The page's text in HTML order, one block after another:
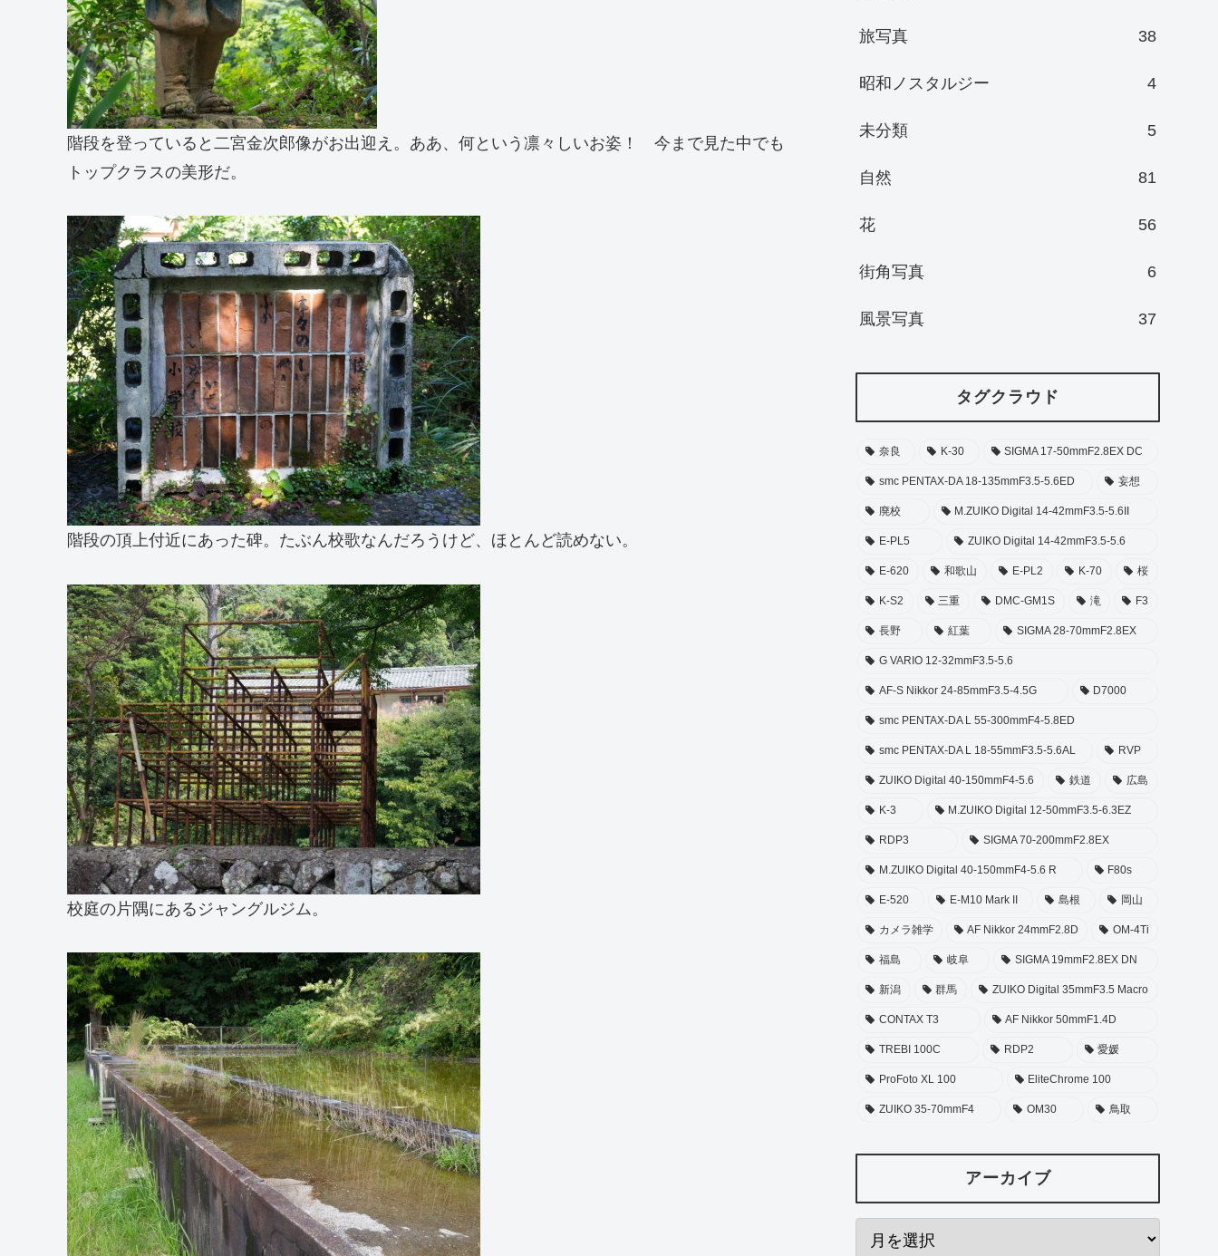
階段を登っていると二宮金次郎像がお出迎え。ああ、何という凛々しいお姿！ 今まで見た中でも
トップクラスの美形だ。
階段の頂上付近にあった碑。たぶん校歌なんだろうけど、ほとんど読めない。
校庭の片隅にあるジャングルジム。
旅写真 38
昭和ノスタルジー 4
未分類 5
自然 81
花 56
街角写真 6
風景写真 37
タグクラウド
奈良 K-30 SIGMA 17-50mmF2.8EX DC
smc PENTAX-DA 18-135mmF3.5-5.6ED 妄想
廃校 M.ZUIKO Digital 14-42mmF3.5-5.6II
E-PL5 ZUIKO Digital 14-42mmF3.5-5.6
E-620 和歌山 E-PL2 K-70 桜
K-S2 三重 DMC-GM1S 滝 F3
長野 紅葉 SIGMA 28-70mmF2.8EX
G VARIO 12-32mmF3.5-5.6
AF-S Nikkor 24-85mmF3.5-4.5G D7000
smc PENTAX-DA L 55-300mmF4-5.8ED
smc PENTAX-DA L 18-55mmF3.5-5.6AL RVP
ZUIKO Digital 40-150mmF4-5.6 鉄道 広島
K-3 M.ZUIKO Digital 12-50mmF3.5-6.3EZ
RDP3 SIGMA 70-200mmF2.8EX
M.ZUIKO Digital 40-150mmF4-5.6 R F80s
E-520 E-M10 Mark II 島根 岡山
カメラ雑学 AF Nikkor 24mmF2.8D OM-4Ti
福島 岐阜 SIGMA 19mmF2.8EX DN
新潟 群馬 ZUIKO Digital 35mmF3.5 Macro
CONTAX T3 AF Nikkor 50mmF1.4D
TREBI 100C RDP2 愛媛
ProFoto XL 100 EliteChrome 100
ZUIKO 35-70mmF4 OM30 鳥取
アーカイブ